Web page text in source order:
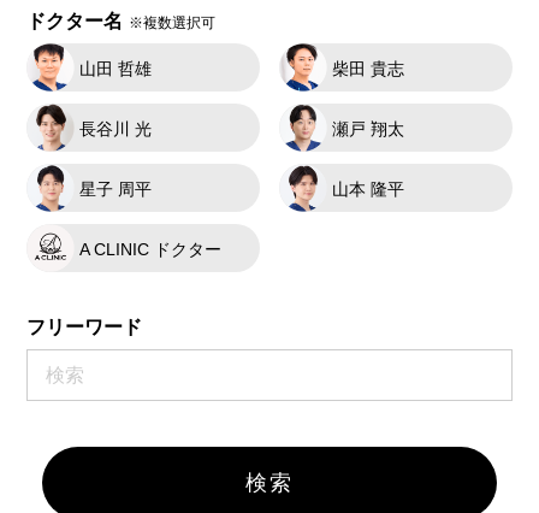
ドクター名 ※複数選択可
山田 哲雄 柴田 貴志
長谷川 光 瀬戸 翔太
星子 周平 山本 隆平
A CLINIC ドクター
フリーワード